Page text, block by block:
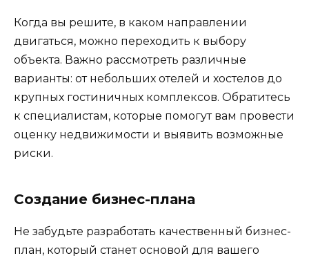
Когда вы решите, в каком направлении
двигаться, можно переходить к выбору
объекта. Важно рассмотреть различные
варианты: от небольших отелей и хостелов до
крупных гостиничных комплексов. Обратитесь
к специалистам, которые помогут вам провести
оценку недвижимости и выявить возможные
риски.
Создание бизнес-плана
Не забудьте разработать качественный бизнес-
план, который станет основой для вашего